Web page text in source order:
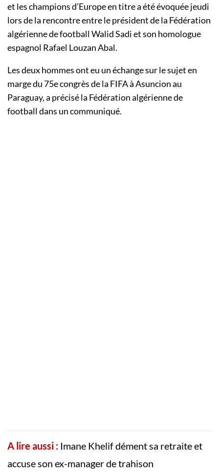
et les champions d’Europe en titre a été évoquée jeudi
lors de la rencontre entre le président de la Fédération
algérienne de football Walid Sadi et son homologue
espagnol Rafael Louzan Abal.
Les deux hommes ont eu un échange sur le sujet en
marge du 75e congrès de la FIFA à Asuncion au
Paraguay, a précisé la Fédération algérienne de
football dans un communiqué.
A lire aussi : Imane Khelif dément sa retraite et
accuse son ex-manager de trahison